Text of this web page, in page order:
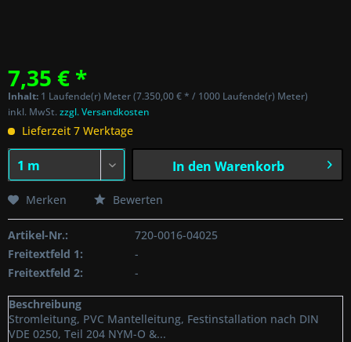
7,35 € *
Inhalt: 1 Laufende(r) Meter (7.350,00 € * / 1000 Laufende(r) Meter)
inkl. MwSt.zzgl. Versandkosten
Lieferzeit 7 Werktage
In den Warenkorb
Merken Bewerten
Artikel-Nr.:
720-0016-04025
Freitextfeld 1:
-
Freitextfeld 2:
-
Beschreibung
Stromleitung, PVC Mantelleitung, Festinstallation nach DIN
VDE 0250, Teil 204 NYM-O &...